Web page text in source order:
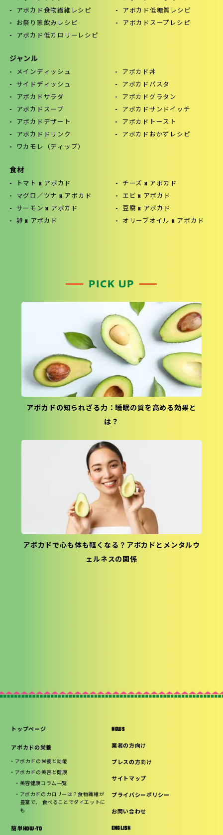
アボカド食物繊維レシピ アボカド低糖質レシピ
お祭り家飲みレシピ アボカドスープレシピ
アボカド低カロリーレシピ
ジャンル
メインディッシュ
サイドディッシュ
アボカドサラダ
アボカドスープ
アボカドデザート
アボカドドリンク
ワカモレ（ディップ）
アボカド丼
アボカドパスタ
アボカドグラタン
アボカドサンドイッチ
アボカドトースト
アボカドおかずレシピ
食材
トマト x アボカド チーズ x アボカド
マグロ／ツナ x アボカド エビ x アボカド
サーモン x アボカド 豆腐 x アボカド
卵 x アボカド オリーブオイル x アボカド
アボカドの知られざる力：睡眠の質を高める効果と
は？
アボカドで心も体も軽くなる？アボカドとメンタルウ
ェルネスの関係
トップページ
アボカドの栄養
アボカドの栄養と効能
アボカドの美容と健康
美容健康コラム一覧
アボカドのカロリーは？食物繊維が
豊富で、 食べることでダイエットに
も
簡単HOW-TO
NEWS
業者の方向け
プレスの方向け
サイトマップ
プライバシーポリシー
お問い合わせ
ENGLISH